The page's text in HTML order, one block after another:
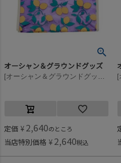
オーシャン＆グラウンドグッズ
定価 ¥ 2,640のところ
当店特別価格 ¥ 2,640税込